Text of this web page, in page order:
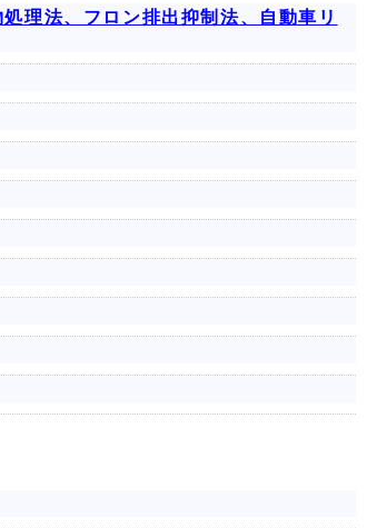
理法、フロン排出抑制法、自動車リ